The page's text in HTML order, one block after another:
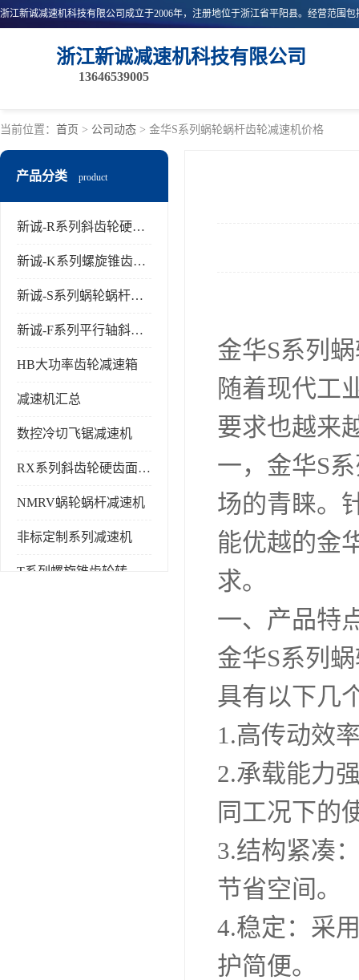
浙江新诚减速机科技有限公司
13646539005
当前位置： 首页 > 公司动态 > 金华S系列蜗轮蜗杆齿轮减速机价格
产品分类 product
新诚-R系列斜齿轮硬齿面减速机
新诚-K系列螺旋锥齿轮减速机
新诚-S系列蜗轮蜗杆齿轮减速机
新诚-F系列平行轴斜齿轮减速机
HB大功率齿轮减速箱
减速机汇总
数控冷切飞锯减速机
RX系列斜齿轮硬齿面减速机
NMRV蜗轮蜗杆减速机
非标定制系列减速机
金华S系列
随着现代工
要求也越来
一，金华S
场的青睐。
能优越的金
求。
一、产品特
金华S系列
具有以下几
1.高传动效
2.承载能力
同工况下的
3.结构紧凑
节省空间。
4.稳定：采
护简便。